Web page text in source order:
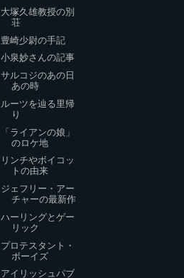
大塚久雄教授の別
荘
豊崎少尉の手記
小泉妙さんの記事
サルコジのあの日
あの時
ルーツを辿る里帰
り
「ライアンの娘」
のロケ地
リンチやボイコッ
トの由来
ジェフリー・アー
チャーの最新作
ハーリングとゲー
リック
プロテスタント・
ボーイズ
アイリッシュパブ